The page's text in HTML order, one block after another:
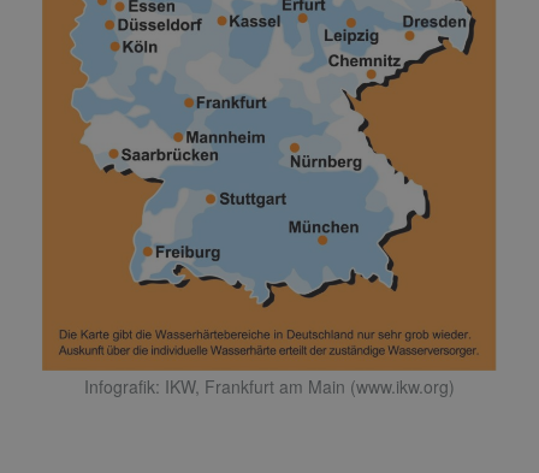
Infografik: IKW, Frankfurt am Main (www.ikw.org)